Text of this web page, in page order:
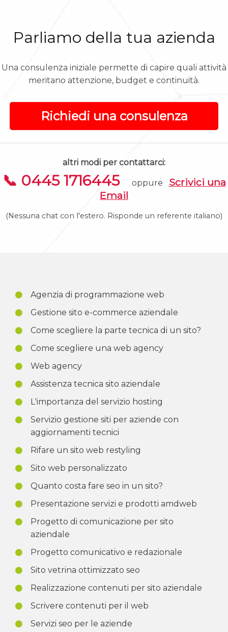
Parliamo della tua azienda
Una consulenza iniziale permette di capire quali attività
meritano attenzione, budget e continuità.
Richiedi una consulenza
altri modi per contattarci:
📞 0445 1716445 oppure Scrivici una
Email
(Nessuna chat con l'estero. Risponde un referente italiano)
Agenzia di programmazione web
Gestione sito e-commerce aziendale
Come scegliere la parte tecnica di un sito?
Come scegliere una web agency
Web agency
Assistenza tecnica sito aziendale
L'importanza del servizio hosting
Servizio gestione siti per aziende con
aggiornamenti tecnici
Rifare un sito web restyling
Sito web personalizzato
Quanto costa fare seo in un sito?
Presentazione servizi e prodotti amdweb
Progetto di comunicazione per sito
aziendale
Progetto comunicativo e redazionale
Sito vetrina ottimizzato seo
Realizzazione contenuti per sito aziendale
Scrivere contenuti per il web
Servizi seo per le aziende